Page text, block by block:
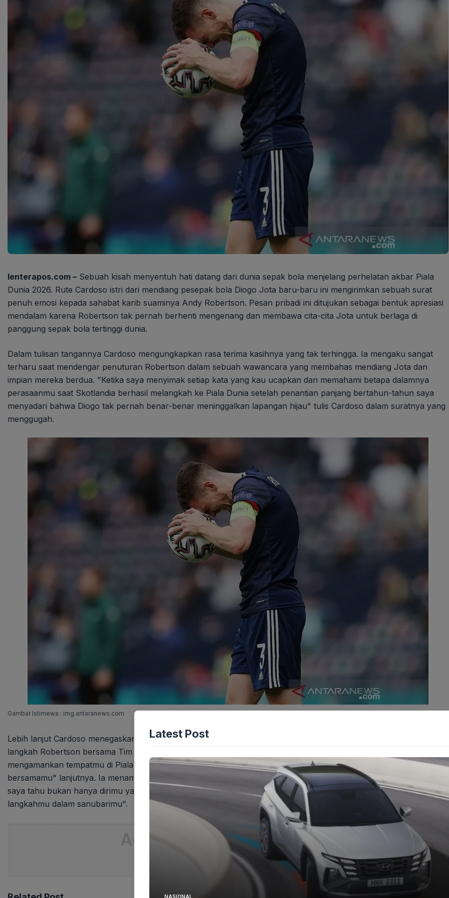
lenterapos.com – Sebuah kisah menyentuh hati datang dari dunia sepak bola menjelang perhelatan akbar Piala
Dunia 2026. Rute Cardoso istri dari mendiang pesepak bola Diogo Jota baru-baru ini mengirimkan sebuah surat
penuh emosi kepada sahabat karib suaminya Andy Robertson. Pesan pribadi ini ditujukan sebagai bentuk apresiasi
mendalam karena Robertson tak pernah berhenti mengenang dan membawa cita-cita Jota untuk berlaga di
panggung sepak bola tertinggi dunia.
Dalam tulisan tangannya Cardoso mengungkapkan rasa terima kasihnya yang tak terhingga. Ia mengaku sangat
terharu saat mendengar penuturan Robertson dalam sebuah wawancara yang membahas mendiang Jota dan
impian mereka berdua. "Ketika saya menyimak setiap kata yang kau ucapkan dan memahami betapa dalamnya
perasaanmu saat Skotlandia berhasil melangkah ke Piala Dunia setelah penantian panjang bertahun-tahun saya
menyadari bahwa Diogo tak pernah benar-benar meninggalkan lapangan hijau" tulis Cardoso dalam suratnya yang
menggugah.
Gambar Istimewa : img.antaranews.com
Lebih lanjut Cardoso menegaskan bahwa semangat dan impian Diogo Jota akan senantiasa menyertai setiap
langkah Robertson bersama Tim Nasional Skotlandia. "Dengan berhasil meraih momen bersejarah itu dan
mengamankan tempatmu di Piala Dunia kau tak akan melangkah sendirian kau akan membawa serta impiannya
bersamamu" lanjutnya. Ia menambahkan sebuah janji emosional "Dan saat kau melangkahkan kaki ke lapangan
saya tahu bukan hanya dirimu yang akan bermain Diogo akan hadir bersamamu dalam benakmu dalam setiap
langkahmu dalam sanubarimu".
Latest Post
NASIONAL